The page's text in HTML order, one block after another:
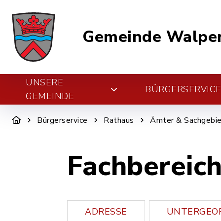
Gemeinde
UNSERE
GEMEINDE
BÜRGERSERVICE
Bürgerservice Rathaus Ämter &
ADRESSE